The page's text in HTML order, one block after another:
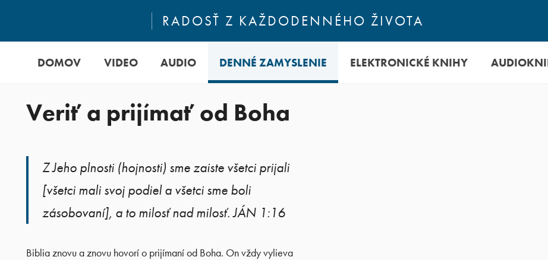
RADOSŤ Z KAŽDODENNÉHO ŽIVOTA
DOMOV VIDEO AUDIO DENNÉ ZAMYSLENIE ELEKTRONICKÉ KNIHY
Veriť a prijímať od Boha
Z Jeho plnosti (hojnosti) sme zaiste všetci prijali
[všetci mali svoj podiel a všetci sme boli
zásobovaní], a to milosť nad milosť. JÁN 1:16
Biblia znovu a znovu hovorí o prijímaní od Boha. On vždy vylieva